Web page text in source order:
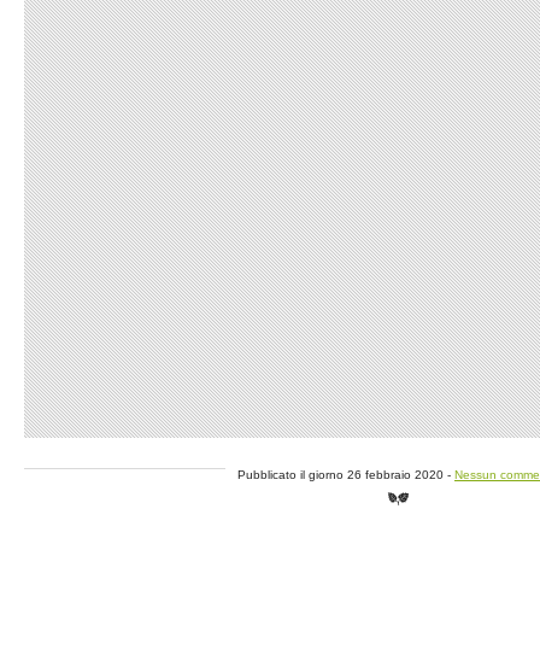
Pubblicato il giorno 26 febbraio 2020 - Nessun